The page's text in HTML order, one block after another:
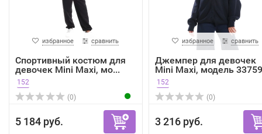
избранное сравнить
Спортивный костюм для
девочек Mini Maxi, мо...
152
(0)
5 184 руб.
избранное сравнить
Джемпер для девочек
Mini Maxi, модель
152
(0)
3 216 руб.